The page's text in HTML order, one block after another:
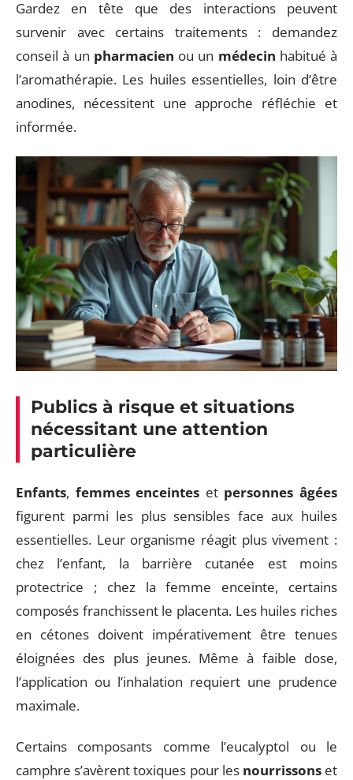
Gardez en tête que des interactions peuvent
survenir avec certains traitements : demandez
conseil à un pharmacien ou un médecin habitué à
l’aromathérapie. Les huiles essentielles, loin d’être
anodines, nécessitent une approche réfléchie et
informée.
Publics à risque et situations
nécessitant une attention
particulière
Enfants, femmes enceintes et personnes âgées
figurent parmi les plus sensibles face aux huiles
essentielles. Leur organisme réagit plus vivement :
chez l’enfant, la barrière cutanée est moins
protectrice ; chez la femme enceinte, certains
composés franchissent le placenta. Les huiles riches
en cétones doivent impérativement être tenues
éloignées des plus jeunes. Même à faible dose,
l’application ou l’inhalation requiert une prudence
maximale.
Certains composants comme l’eucalyptol ou le
camphre s’avèrent toxiques pour les nourrissonset